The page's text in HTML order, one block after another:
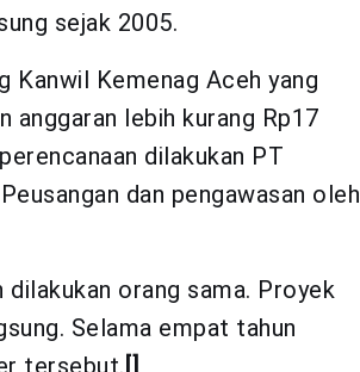
sejak 2005.
Kanwil Kemenag Aceh yang
anggaran lebih kurang Rp17
dilakukan PT
dan pengawasan oleh
dilakukan orang sama. Proyek
Selama empat tahun
tersebut. []